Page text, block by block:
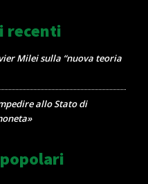
recenti
Milei sulla “nuova teoria
allo Stato di